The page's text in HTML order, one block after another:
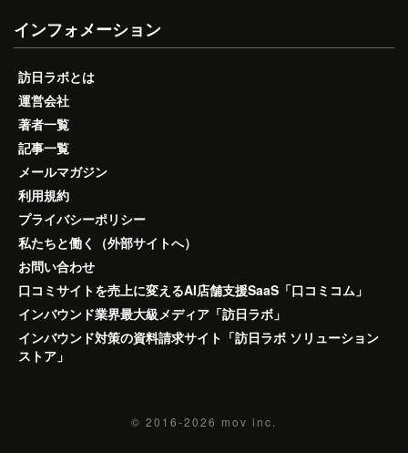
インフォメーション
訪日ラボとは
運営会社
著者一覧
記事一覧
メールマガジン
利用規約
プライバシーポリシー
私たちと働く（外部サイトへ）
お問い合わせ
口コミサイトを売上に変えるAI店舗支援SaaS「口コミコム」
インバウンド業界最大級メディア「訪日ラボ」
インバウンド対策の資料請求サイト「訪日ラボ ソリューション
ストア」
© 2016-2026 mov inc.